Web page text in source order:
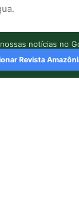
notícias no
Revista